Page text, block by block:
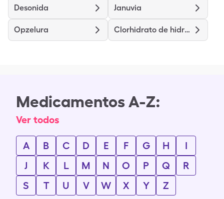
Desonida Januvia
Opzelura Clorhidrato de hidralazina
Medicamentos A-Z:
Ver todos
A B C D E F G H
I
J
K L M N O P Q
R
S
T U V W X Y Z